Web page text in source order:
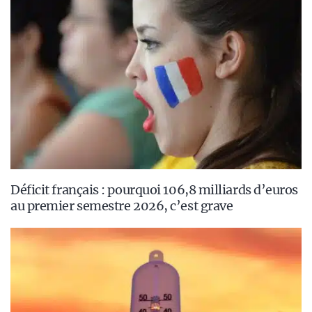
Déficit français : pourquoi 106,8 milliards d’euros
au premier semestre 2026, c’est grave